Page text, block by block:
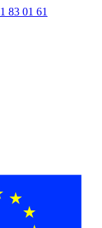
83 01 61